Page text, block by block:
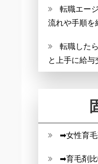
転職エー
流れや手順を
転職した
と上手に給
➡女性育
➡育毛剤